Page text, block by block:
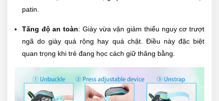
patin.
Tăng độ an toàn: Giày vừa vặn giảm thiểu nguy cơ trượt
ngã do giày quá rộng hay quá chật. Điều này đặc biệt
quan trọng khi trẻ đang học cách giữ thăng bằng.